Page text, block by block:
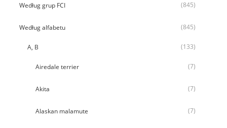
Według grup FCI (845)
Według alfabetu (845)
A, B (133)
Airedale terrier (7)
Akita (7)
Alaskan malamute (7)